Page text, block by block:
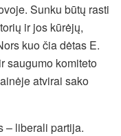
Sunku būtų rasti
ir jos kūrėjų,
kuo čia dėtas E.
saugumo komiteto
atvirai sako
– liberali partija.